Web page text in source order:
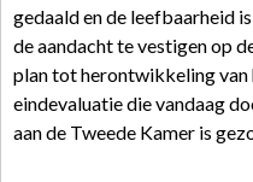
gedaald en de leefbaarheid
de aandacht te vestigen op
plan tot herontwikkeling
eindevaluatie die vandaag
aan de Tweede Kamer is